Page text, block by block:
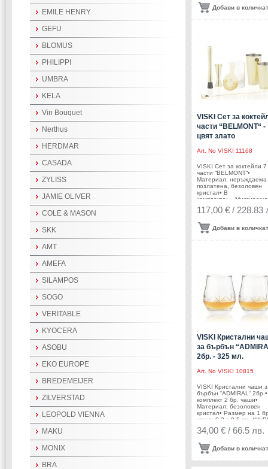
(ШхВ)• Вместимост на
чаша: 266 мл• Тегло на
кошница)Производител:
Viski® / САЩ
Добави в
VISKI Сет за
части “BELMONT“ -
цвят злато
Art. No VISKI 11168
VISKI Сет за коктейли 7
части “BELMONT“•
Материал: неръждаема
позлатена, безоловен
кристал• В
комплекта: - Миксираща
чаша – 800 мл от
кристално стъкло -
неръждаема
стомана - Малък
разбъркване - Преса/
за смачкване на
билки• Размер на
опаковката: 44,6 x 23,8 x
13,4 см• Тегло с
опаковката: 2,110 кг.•
Препоръчва се ръчно
117,00 € / 228.83
Добави в
VISKI Кристални
за бърбън
2бр. - 325 мл.
Art. No VISKI 10815
VISKI Кристални чаши
бърбън “ADMIRAL“
комплект 2 бр. чаши•
Материал: безоловен
кристал• Размер на 1
чаша: 8,3 х 9,5 см.
Вместимост на 1 бр.
чаша: 325 мл• Тегло без
на опаковката: 22,6 х
12,3 см (ДхШхВ)• Тегло с
Подходящи за
34,00 € / 66.5 лв.
Добави в
EMILE HENRY
GEFU
BLOMUS
PHILIPPI
UMBRA
KELA
Vin Bouquet
Nerthus
HERDMAR
CASADA
ZYLISS
JAMIE OLIVER
COLE & MASON
SKK
AMT
AMEFA
SILAMPOS
SOGO
VERITABLE
KYOCERA
ASOBU
EKO EUROPE
BREDEMEIJER
ZILVERSTAD
LEOPOLD VIENNA
MAKU
MONIX
BRA